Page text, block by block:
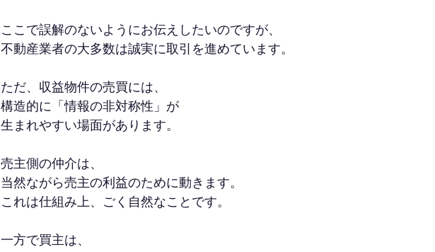
ここで誤解のないようにお伝えしたいのですが、
不動産業者の大多数は誠実に取引を進めています。
ただ、収益物件の売買には、
構造的に「情報の非対称性」が
生まれやすい場面があります。
売主側の仲介は、
当然ながら売主の利益のために動きます。
これは仕組み上、ごく自然なことです。
一方で買主は、